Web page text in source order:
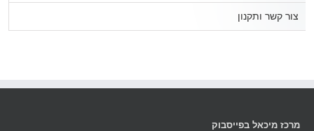
צור קשר ותקנון
מרכז מיכאל בפייסבוק